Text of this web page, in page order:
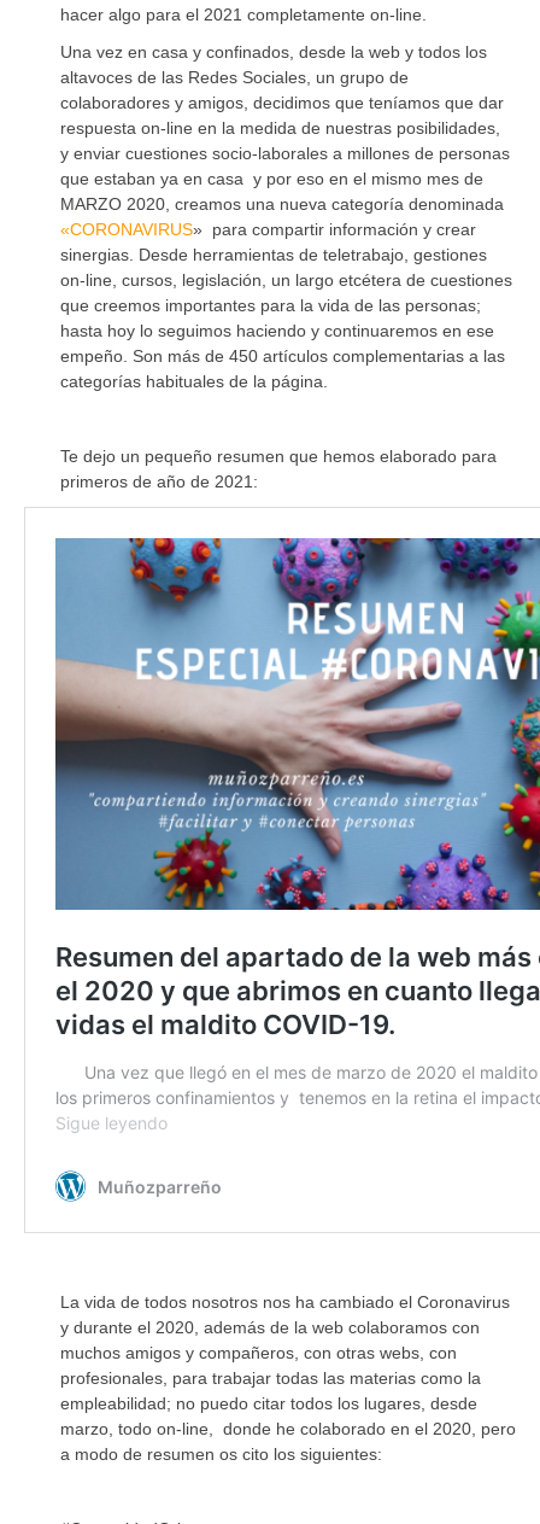
hacer algo para el 2021 completamente on-line.
Una vez en casa y confinados, desde la web y todos los
altavoces de las Redes Sociales, un grupo de
colaboradores y amigos, decidimos que teníamos que dar
respuesta on-line en la medida de nuestras posibilidades,
y enviar cuestiones socio-laborales a millones de personas
que estaban ya en casa y por eso en el mismo mes de
MARZO 2020, creamos una nueva categoría denominada
«CORONAVIRUS» para compartir información y crear
sinergias. Desde herramientas de teletrabajo, gestiones
on-line, cursos, legislación, un largo etcétera de cuestiones
que creemos importantes para la vida de las personas;
hasta hoy lo seguimos haciendo y continuaremos en ese
empeño. Son más de 450 artículos complementarias a las
categorías habituales de la página.
Te dejo un pequeño resumen que hemos elaborado para
primeros de año de 2021:
La vida de todos nosotros nos ha cambiado el Coronavirus
y durante el 2020, además de la web colaboramos con
muchos amigos y compañeros, con otras webs, con
profesionales, para trabajar todas las materias como la
empleabilidad; no puedo citar todos los lugares, desde
marzo, todo on-line, donde he colaborado en el 2020, pero
a modo de resumen os cito los siguientes: